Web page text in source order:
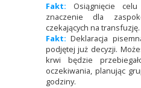
Fakt: Osiągnięcie
znaczenie dla
czekających na transfuzję.
Fakt:Deklaracja
podjętej już decyzji.
krwi będzie
oczekiwania, planując
godziny.